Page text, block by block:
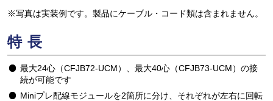
※写真は実装例です。製品にケーブル・コード類は含まれません。
特長
最大24心（CFJB72-UCM）、最大40心（CFJB73-UCM）の接
続が可能です
Miniプレ配線モジュールを2箇所に分け、それぞれが左右に回転